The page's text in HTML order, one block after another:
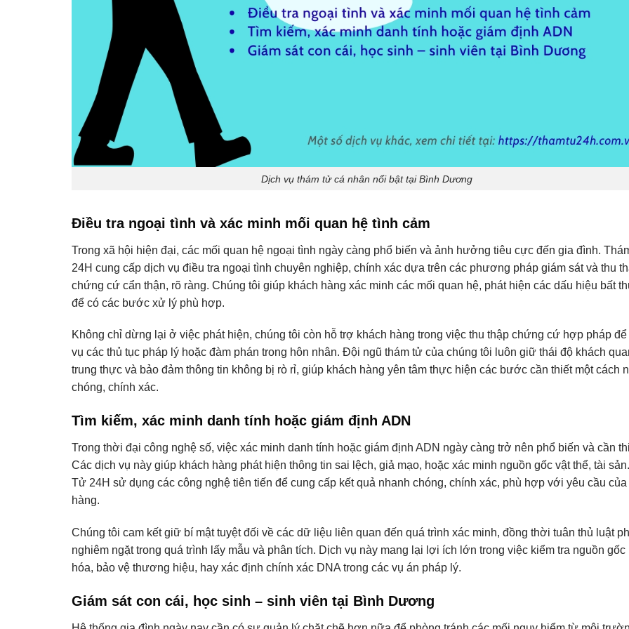
Dịch vụ thám tử cá nhân nổi bật tại Bình Dương
Điều tra ngoại tình và xác minh mối quan hệ tình cảm
Trong xã hội hiện đại, các mối quan hệ ngoại tình ngày càng phổ biến và ảnh hưởng tiêu cực đến gia đình.
24H cung cấp dịch vụ điều tra ngoại tình chuyên nghiệp, chính xác dựa trên các phương pháp giám sát và thu
chứng cứ cẩn thận, rõ ràng. Chúng tôi giúp khách hàng xác minh các mối quan hệ, phát hiện các dấu hiệu bất
để có các bước xử lý phù hợp.
Không chỉ dừng lại ở việc phát hiện, chúng tôi còn hỗ trợ khách hàng trong việc thu thập chứng cứ hợp pháp để
vụ các thủ tục pháp lý hoặc đàm phán trong hôn nhân. Đội ngũ thám tử của chúng tôi luôn giữ thái độ khách
trung thực và bảo đảm thông tin không bị rò rỉ, giúp khách hàng yên tâm thực hiện các bước cần thiết một cách
chóng, chính xác.
Tìm kiếm, xác minh danh tính hoặc giám định ADN
Trong thời đại công nghệ số, việc xác minh danh tính hoặc giám định ADN ngày càng trở nên phổ biến và cần
Các dịch vụ này giúp khách hàng phát hiện thông tin sai lệch, giả mạo, hoặc xác minh nguồn gốc vật thể, tài
Tử 24H sử dụng các công nghệ tiên tiến để cung cấp kết quả nhanh chóng, chính xác, phù hợp với yêu cầu của
hàng.
Chúng tôi cam kết giữ bí mật tuyệt đối về các dữ liệu liên quan đến quá trình xác minh, đồng thời tuân thủ luật
nghiêm ngặt trong quá trình lấy mẫu và phân tích. Dịch vụ này mang lại lợi ích lớn trong việc kiểm tra nguồn gốc
hóa, bảo vệ thương hiệu, hay xác định chính xác DNA trong các vụ án pháp lý.
Giám sát con cái, học sinh – sinh viên tại Bình Dương